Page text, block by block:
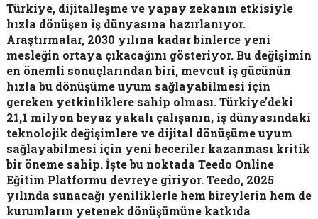
Türkiye, dijitalleşme ve yapay zekanın etkisiyle
hızla dönüşen iş dünyasına hazırlanıyor.
Araştırmalar, 2030 yılına kadar binlerce yeni
mesleğin ortaya çıkacağını gösteriyor. Bu değişimin
en önemli sonuçlarından biri, mevcut iş gücünün
hızla bu dönüşüme uyum sağlayabilmesi için
gereken yetkinliklere sahip olması. Türkiye’deki
21,1 milyon beyaz yakalı çalışanın, iş dünyasındaki
teknolojik değişimlere ve dijital dönüşüme uyum
sağlayabilmesi için yeni beceriler kazanması kritik
bir öneme sahip. İşte bu noktada Teedo Online
Eğitim Platformu devreye giriyor. Teedo, 2025
yılında sunacağı yeniliklerle hem bireylerin hem de
kurumların yetenek dönüşümüne katkıda